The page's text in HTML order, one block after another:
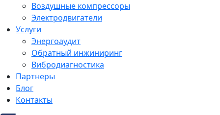
Воздушные компрессоры
Электродвигатели
Услуги
Энергоаудит
Обратный инжиниринг
Вибродиагностика
Партнеры
Блог
Контакты